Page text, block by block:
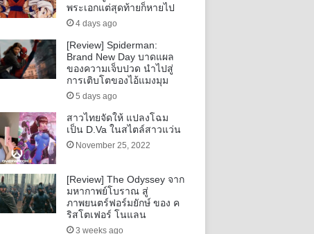
พระเอกแต่สุดท้ายก็หายไป
4 days ago
[Review] Spiderman:
Brand New Day บาดแผล
ของความเจ็บปวด นำไปสู่
การเติบโตของไอ้แมงมุม
5 days ago
สาวไทยจัดให้ แปลงโฉม
เป็น D.Va ในสไตล์สาวแว่น
November 25, 2022
[Review] The Odyssey จาก
มหากาพย์โบราณ สู่
ภาพยนตร์ฟอร์มยักษ์ ของ ค
ริสโตเฟอร์ โนแลน
3 weeks ago